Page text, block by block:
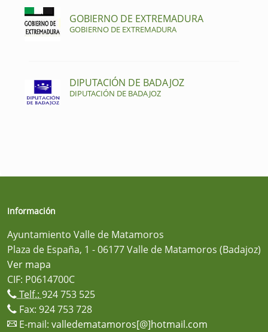
GOBIERNO DE EXTREMADURA
GOBIERNO DE EXTREMADURA
DIPUTACIÓN DE BADAJOZ
DIPUTACIÓN DE BADAJOZ
Información
Ayuntamiento Valle de Matamoros
Plaza de España, 1 - 06177 Valle de Matamoros (Badajoz)
Ver mapa
CIF: P0614700C
Telf.: 924 753 525
Fax: 924 753 728
E-mail: valledematamoros[@]hotmail.com